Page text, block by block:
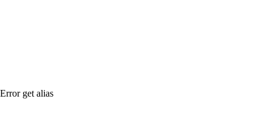
Error get alias